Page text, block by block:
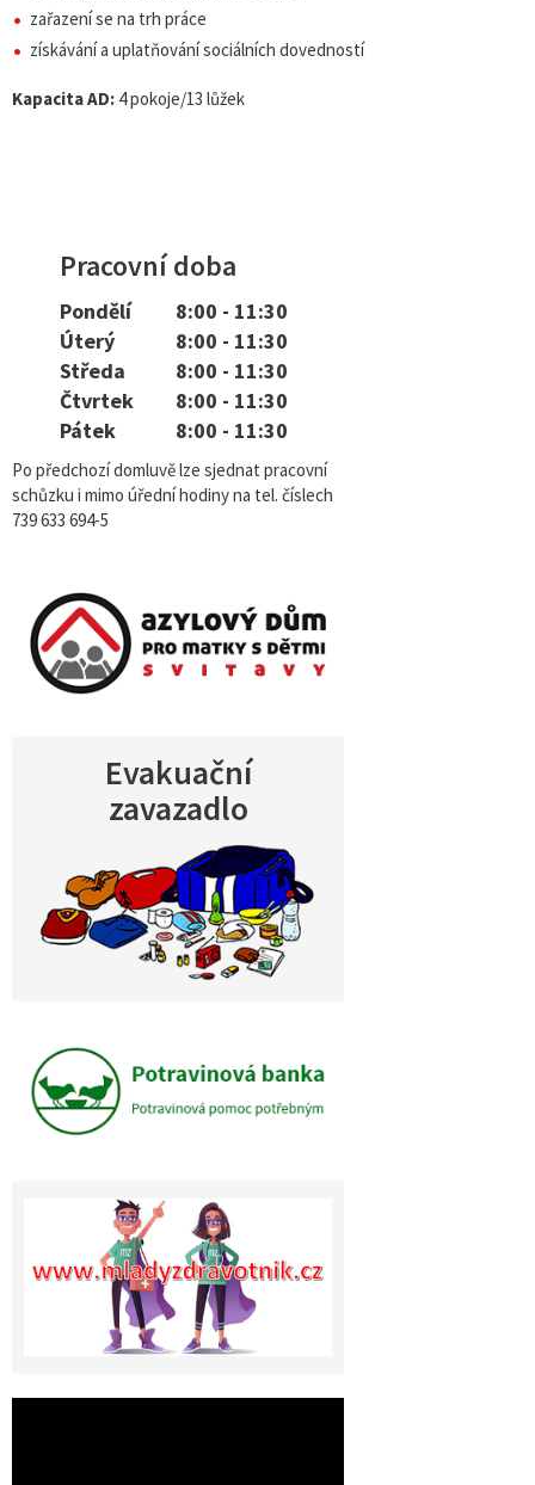
zařazení se na trh práce
získávání a uplatňování sociálních dovedností
Kapacita AD: 4 pokoje/13 lůžek
Pracovní doba
Pondělí
Úterý
Středa
Čtvrtek
Pátek
8:00 - 11:30
8:00 - 11:30
8:00 - 11:30
8:00 - 11:30
8:00 - 11:30
Po předchozí domluvě lze sjednat pracovní
schůzku i mimo úřední hodiny na tel. číslech
739 633 694-5
Evakuační
zavazadlo